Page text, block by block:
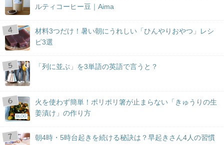
ルティコーヒー豆｜Aima
材料3つだけ！暑い朝にうれしい「ひんやりおやつ」レシ
ピ3選
「列に並ぶ」を3単語の英語で言うと？
BLOG
火を使わず簡単！ポリポリ箸が止まらない「きゅうりの生
姜漬け」の作り方
朝4時・5時台起きを続ける秘訣は？早起きさん4人の習慣